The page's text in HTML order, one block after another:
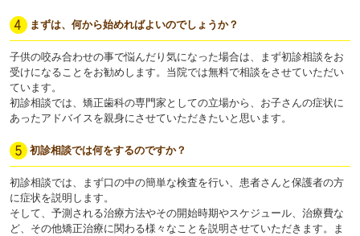
まずは、何から始めればよいのでしょうか？
子供の咬み合わせの事で悩んだり気になった場合は、まず初診相談をお
受けになることをお勧めします。当院では無料で相談をさせていただい
ています。
初診相談では、矯正歯科の専門家としての立場から、お子さんの症状に
あったアドバイスを親身にさせていただきたいと思います。
初診相談では何をするのですか？
初診相談では、まず口の中の簡単な検査を行い、患者さんと保護者の方
に症状を説明します。
そして、予測される治療方法やその開始時期やスケジュール、治療費な
ど、その他矯正治療に関わる様々なことを説明させていただきます。ま